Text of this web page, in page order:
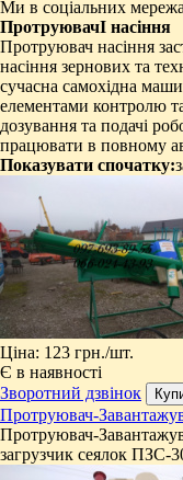
Ми в соціальних
ПротруювачІ насіння
Протруювач насіння
насіння зернових та
сучасна самохідна
елементами контролю
дозування та подачі
працювати в повному
Показувати спочатку:
Ціна: 123 грн./шт.
Є в наявності
Зворотний дзвінок
Протруювач-
​Протруювач-
загрузчик сеялок ПЗС-